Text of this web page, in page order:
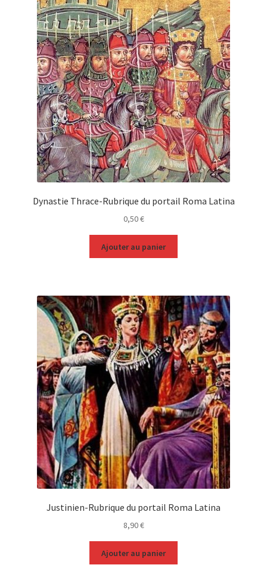
Dynastie Thrace-Rubrique du portail Roma Latina
0,50€
Ajouter au panier
Justinien-Rubrique du portail Roma Latina
8,90€
Ajouter au panier